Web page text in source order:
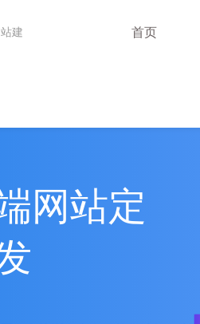
建 首页
网站定